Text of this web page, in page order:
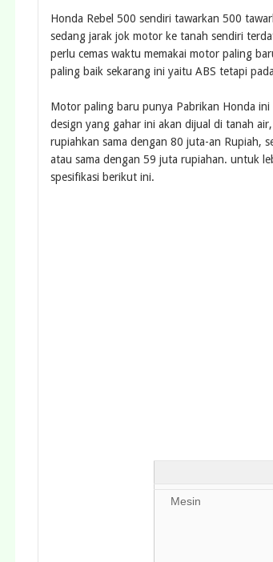
Honda Rebel 500 sendiri tawarkan 500
sedang jarak jok motor ke tanah sendiri
perlu cemas waktu memakai motor paling
paling baik sekarang ini yaitu ABS tetapi
Motor paling baru punya Pabrikan Honda
design yang gahar ini akan dijual di tanah
rupiahkan sama dengan 80 juta-an Rupiah,
atau sama dengan 59 juta rupiahan. untuk
spesifikasi berikut ini.
Mesin